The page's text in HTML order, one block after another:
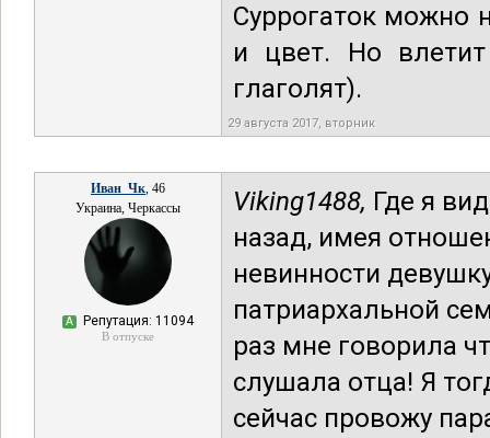
Суррогаток можно
и цвет. Но
глаголят).
29 августа 2017, вторник
Иван_Чк, 46
Украина, Черкассы
А Репутация: 11094
В отпуске
Viking1488, Где я
назад, имея
невинности
патриархальной
раз мне говорила
слушала отца! Я
сейчас провожу